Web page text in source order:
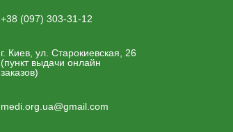
+38 (097) 303-31-12
г. Киев, ул. Старокиевская, 26
(пункт выдачи онлайн
заказов)
medi.org.ua@gmail.com